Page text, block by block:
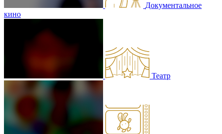
Документальное
кино
Театр